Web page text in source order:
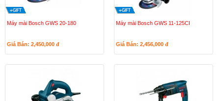
Máy mài Bosch GWS 20-180
Giá Bán: 2,450,000 đ
Máy mài Bosch GWS 11-125CI
Giá Bán: 2,456,000 đ